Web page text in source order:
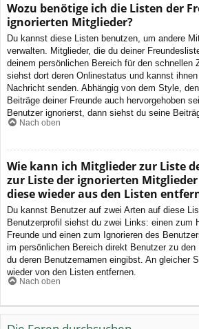
Wozu benötige ich die Listen der
ignorierten Mitglieder?
Du kannst diese Listen benutzen, um andere
verwalten. Mitglieder, die du deiner
deinem persönlichen Bereich für den schnellen
siehst dort deren Onlinestatus und kannst
Nachricht senden. Abhängig von dem Style,
Beiträge deiner Freunde auch hervorgehoben
Benutzer ignorierst, dann siehst du seine
Nach oben
Wie kann ich Mitglieder zur Liste
zur Liste der ignorierten
diese wieder aus den Listen
Du kannst Benutzer auf zwei Arten auf diese
Benutzerprofil siehst du zwei Links: einen zum
Freunde und einen zum Ignorieren des
im persönlichen Bereich direkt Benutzer zu
du deren Benutzernamen eingibst. An gleicher
wieder von den Listen entfernen.
Nach oben